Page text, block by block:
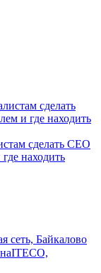
сделать CEO
находить
сеть, Байкалово
ITECO,